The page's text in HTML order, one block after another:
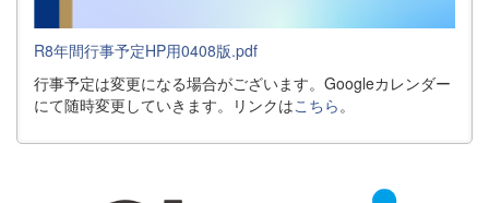
R8年間行事予定HP用0408版.pdf
行事予定は変更になる場合がございます。Googleカレンダー
にて随時変更していきます。リンクはこちら 。